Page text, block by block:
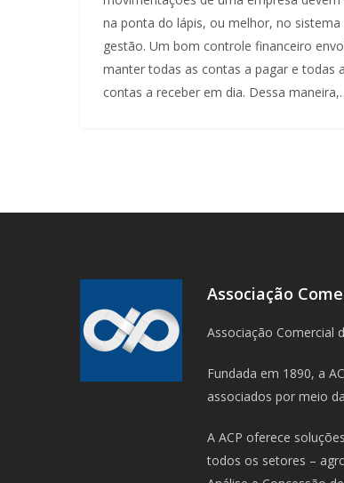
na ponta do lápis, ou melhor, no sistema
gestão. Um bom controle financeiro
manter todas as contas a pagar e todas
contas a receber em dia. Dessa
Associação
Associação Comercial
Fundada em 1890, a
associados por meio
A ACP oferece
todos os setores –